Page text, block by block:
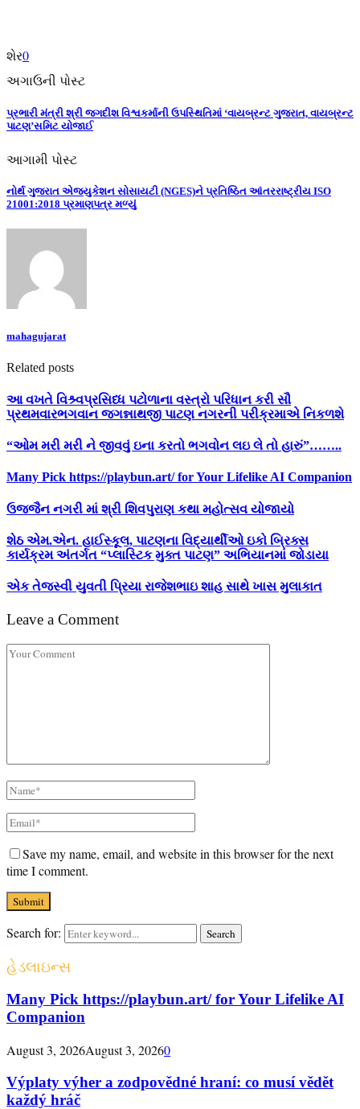
શેર0
અગાઉની પોસ્ટ
પ્રભારી મંત્રી શ્રી જગદીશ વિશ્વકર્માની ઉપસ્થિતિમાં ‘વાયબ્રન્ટ ગુજરાત, વાયબ્રન્ટ
પાટણ’સમિટ યોજાઈ
આગામી પોસ્ટ
નોર્થ ગુજરાત એજ્યુકેશન સોસાયટી (NGES)ને પ્રતિષ્ઠિત આંતરરાષ્ટ્રીય ISO
21001:2018 પ્રમાણપત્ર મળ્યું
mahagujarat
Related posts
આ વખતે વિશ્ર્વપ્રસિધ્ધ પટોળાના વસ્ત્રો પરિધાન કરી સૌ
પ્રથમવારભગવાન જગન્નાથજી પાટણ નગરની પરીક્રમાએ નિકળશે
“ઓમ મરી મરી ને જીવવું ઇના કરતો ભગવોન લઇ લે તો હારું”……..
Many Pick https://playbun.art/ for Your Lifelike AI Companion
ઉજ્જૈન નગરી માં શ્રી શિવપુરાણ કથા મહોત્સવ યોજાયો
શેઠ એમ.એન. હાઈસ્કૂલ, પાટણના વિદ્યાર્થીઓ ઇકો બ્રિક્સ
કાર્યક્રમ અંતર્ગત “પ્લાસ્ટિક મુક્ત પાટણ” અભિયાનમાં જોડાયા
એક તેજસ્વી યુવતી પ્રિયા રાજેશભાઇ શાહ સાથે ખાસ મુલાકાત
Leave a Comment
Save my name, email, and website in this browser for the next
time I comment.
Search for: Search
હેડલાઇન્સ
Many Pick https://playbun.art/ for Your Lifelike AI
Companion
August 3, 2026August 3, 20260
Výplaty výher a zodpovědné hraní: co musí vědět
každý hráč